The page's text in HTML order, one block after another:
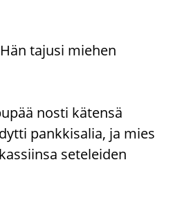
tajusi miehen
nosti kätensä
pankkisalia, ja mies
seteleiden